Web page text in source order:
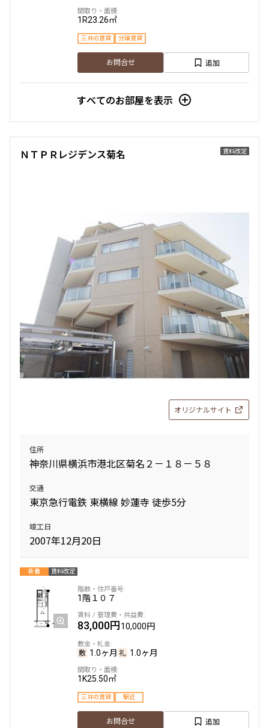
1R23.26㎡
三井の賃貸 分譲賃貸
お問合せ 追加
すべてのお部屋を表示
賃料改定
ＮＴＰＲレジデンス菊名
オリジナルサイト
住所
神奈川県横浜市港北区菊名２－１８－５８
交通
東京急行電鉄 東横線 妙蓮寺 徒歩5分
竣工日
2007年12月20日
新着 賃料改定
1階１０７
83,000円10,000円
1.0ヶ月 1.0ヶ月
1K25.50㎡
三井の賃貸 駅近
お問合せ 追加